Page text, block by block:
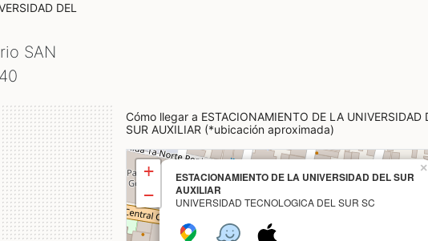
DEL
SAN
Cómo llegar a ESTACIONAMIENTO DE LA UNIVERSIDAD
SUR AUXILIAR (*ubicación aproximada)
ESTACIONAMIENTO DE LA UNIVERSIDAD DEL SUR
AUXILIAR
UNIVERSIDAD TECNOLOGICA DEL SUR SC
×
+
−